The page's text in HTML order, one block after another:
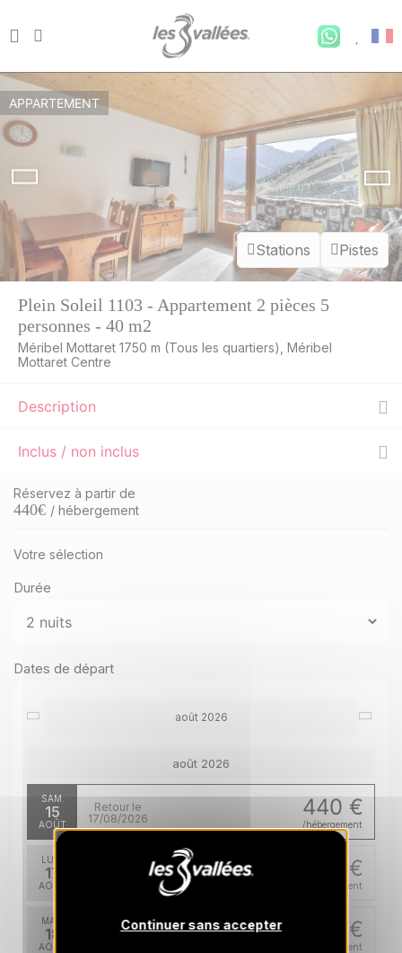
Stations Pistes
APPARTEMENT
Plein Soleil 1103 - Appartement 2 pièces 5
personnes - 40 m2
Méribel Mottaret 1750 m (Tous les quartiers), Méribel
Mottaret Centre
Description
Inclus / non inclus
Réservez à partir de
440€ / hébergement
Votre sélection
Durée
Dates de départ
août 2026
août 2026
SAM.
15
AOÛT
440 €
/hébergement
Retour le
17/08/2026
LUN.
17
AOÛT
440 €
/hébergement
MAR.
18
AOÛT
440 €
/hébergement
Retour leContinuer sans accepter